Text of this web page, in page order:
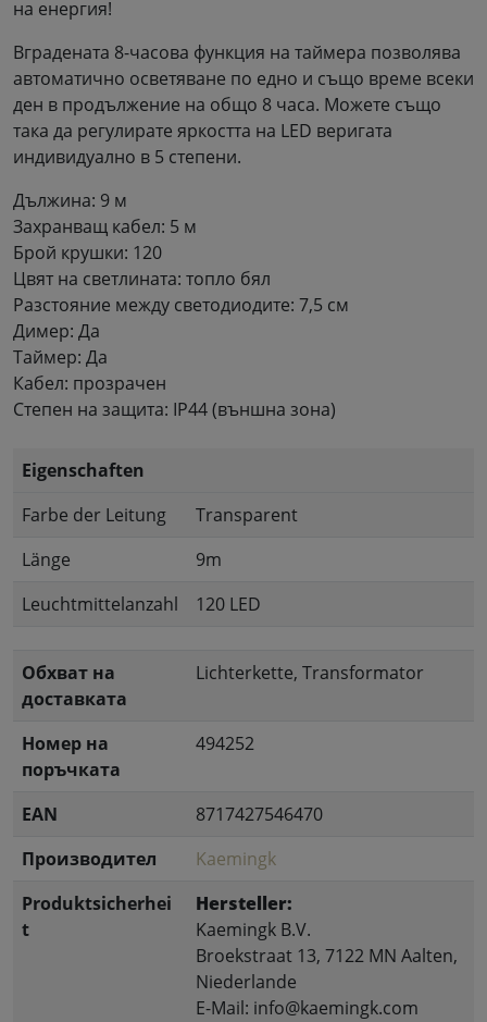
на енергия!
Вградената 8-часова функция на таймера позволява
автоматично осветяване по едно и също време всеки
ден в продължение на общо 8 часа. Можете също
така да регулирате яркостта на LED веригата
индивидуално в 5 степени.
Дължина: 9 м
Захранващ кабел: 5 м
Брой крушки: 120
Цвят на светлината: топло бял
Разстояние между светодиодите: 7,5 см
Димер: Да
Таймер: Да
Кабел: прозрачен
Степен на защита: IP44 (външна зона)
Eigenschaften
Farbe der Leitung
Transparent
Länge
9m
Leuchtmittelanzahl
120 LED
Обхват на
доставката
Lichterkette, Transformator
Номер на
поръчката
494252
EAN
8717427546470
Производител
Kaemingk
Produktsicherhei
t
Hersteller:
Kaemingk B.V.
Broekstraat 13, 7122 MN Aalten,
Niederlande
E-Mail: info@kaemingk.com